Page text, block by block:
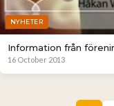
NYHETER
Information från
16 October 2013